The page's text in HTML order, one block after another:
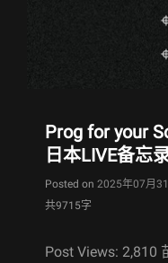
Prog for your
日本LIVE备忘
Posted on 2025年07月
共9715字
Post Views: 2,810